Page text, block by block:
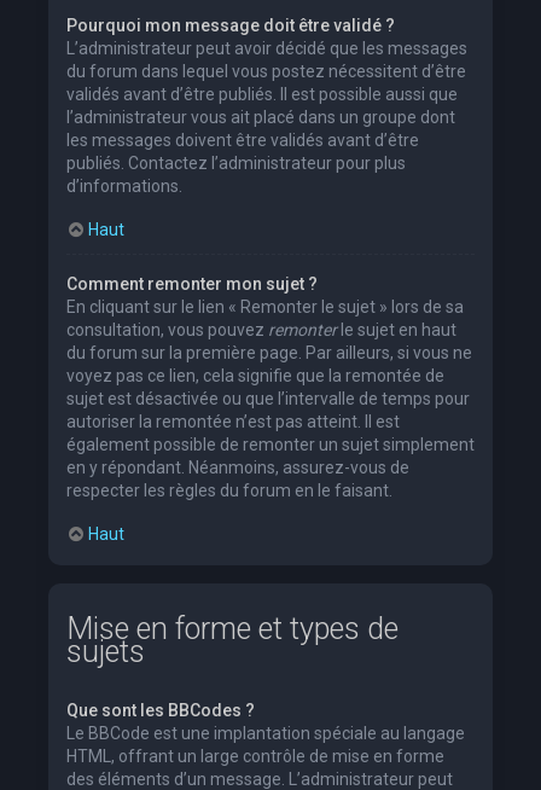
Pourquoi mon message doit être validé ?
L’administrateur peut avoir décidé que les messages
du forum dans lequel vous postez nécessitent d’être
validés avant d’être publiés. Il est possible aussi que
l’administrateur vous ait placé dans un groupe dont
les messages doivent être validés avant d’être
publiés. Contactez l’administrateur pour plus
d’informations.
Haut
Comment remonter mon sujet ?
En cliquant sur le lien « Remonter le sujet » lors de sa
consultation, vous pouvez remonterle sujet en haut
du forum sur la première page. Par ailleurs, si vous ne
voyez pas ce lien, cela signifie que la remontée de
sujet est désactivée ou que l’intervalle de temps pour
autoriser la remontée n’est pas atteint. Il est
également possible de remonter un sujet simplement
en y répondant. Néanmoins, assurez-vous de
respecter les règles du forum en le faisant.
Haut
Mise en forme et types de
sujets
Que sont les BBCodes ?
Le BBCode est une implantation spéciale au langage
HTML, offrant un large contrôle de mise en forme
des éléments d’un message. L’administrateur peut